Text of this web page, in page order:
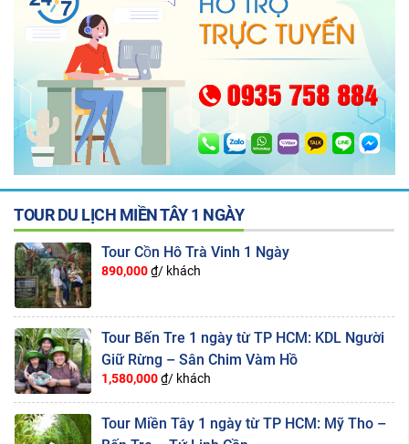
TOUR DU LỊCH MIỀN TÂY 1 NGÀY
Tour Cồn Hô Trà Vinh 1 Ngày
890,000₫/ khách
Tour Bến Tre 1 ngày từ TP HCM: KDL Người
Giữ Rừng – Sân Chim Vàm Hồ
1,580,000₫/ khách
Tour Miền Tây 1 ngày từ TP HCM: Mỹ Tho –